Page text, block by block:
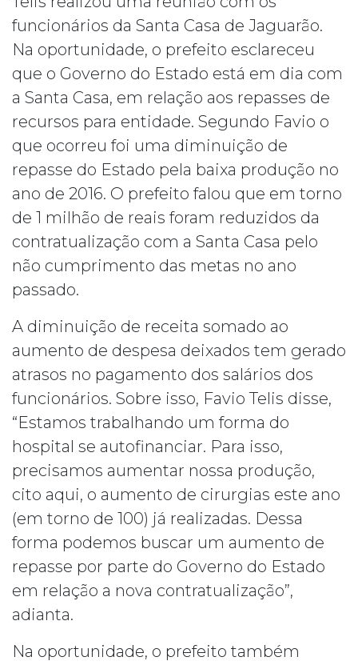
funcionários da Santa Casa de Jaguarão.
Na oportunidade, o prefeito esclareceu
que o Governo do Estado está em dia com
a Santa Casa, em relação aos repasses de
recursos para entidade. Segundo Favio o
que ocorreu foi uma diminuição de
repasse do Estado pela baixa produção no
ano de 2016. O prefeito falou que em torno
de 1 milhão de reais foram reduzidos da
contratualização com a Santa Casa pelo
não cumprimento das metas no ano
passado.
A diminuição de receita somado ao
aumento de despesa deixados tem gerado
atrasos no pagamento dos salários dos
funcionários. Sobre isso, Favio Telis disse,
“Estamos trabalhando um forma do
hospital se autofinanciar. Para isso,
precisamos aumentar nossa produção,
cito aqui, o aumento de cirurgias este ano
(em torno de 100) já realizadas. Dessa
forma podemos buscar um aumento de
repasse por parte do Governo do Estado
em relação a nova contratualização”,
adianta.
Na oportunidade, o prefeito também